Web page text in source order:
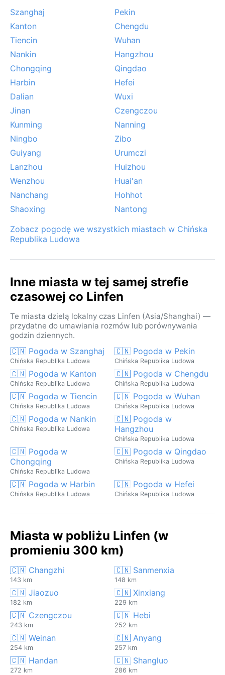
surowego oblicza współczesnych Chin.
Szanghaj
Pekin
Kanton
Chengdu
Tiencin
Wuhan
Nankin
Hangzhou
Chongqing
Qingdao
Harbin
Hefei
Dalian
Wuxi
Jinan
Czengczou
Kunming
Nanning
Ningbo
Zibo
Guiyang
Urumczi
Lanzhou
Huizhou
Wenzhou
Huai'an
Nanchang
Hohhot
Shaoxing
Nantong
Zobacz pogodę we wszystkich miastach w Chińska
Republika Ludowa
Inne miasta w tej samej strefie
czasowej co Linfen
Te miasta dzielą lokalny czas Linfen (Asia/Shanghai) —
przydatne do umawiania rozmów lub porównywania
godzin dziennych.
🇨🇳 Pogoda w Szanghaj
Chińska Republika Ludowa
🇨🇳 Pogoda w Pekin
Chińska Republika Ludowa
🇨🇳 Pogoda w Kanton
Chińska Republika Ludowa
🇨🇳 Pogoda w Chengdu
Chińska Republika Ludowa
🇨🇳 Pogoda w Tiencin
Chińska Republika Ludowa
🇨🇳 Pogoda w Wuhan
Chińska Republika Ludowa
🇨🇳 Pogoda w Nankin
Chińska Republika Ludowa
🇨🇳 Pogoda w
Hangzhou
Chińska Republika Ludowa
🇨🇳 Pogoda w
Chongqing
Chińska Republika Ludowa
🇨🇳 Pogoda w Qingdao
Chińska Republika Ludowa
🇨🇳 Pogoda w Harbin
Chińska Republika Ludowa
🇨🇳 Pogoda w Hefei
Chińska Republika Ludowa
Miasta w pobliżu Linfen (w
promieniu 300 km)
🇨🇳 Changzhi
143 km
🇨🇳 Sanmenxia
148 km
🇨🇳 Jiaozuo
182 km
🇨🇳 Xinxiang
229 km
🇨🇳 Czengczou
243 km
🇨🇳 Hebi
252 km
🇨🇳 Weinan
254 km
🇨🇳 Anyang
257 km
🇨🇳 Handan
272 km
🇨🇳 Shangluo
286 km